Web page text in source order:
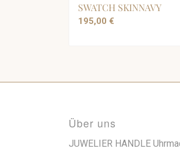
SWATCH SKINNAVY
195,00€
Über uns
JUWELIER HANDLE